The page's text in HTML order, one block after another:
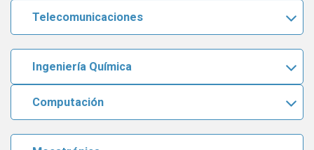
Telecomunicaciones
Ingeniería Química
Computación